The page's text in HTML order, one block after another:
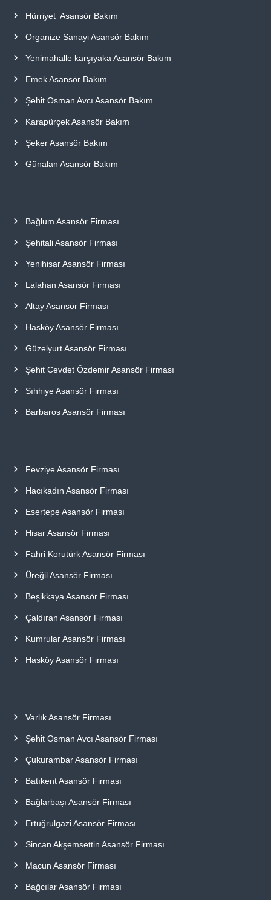
Hürriyet Asansör Bakım
Organize Sanayi Asansör Bakım
Yenimahalle karşıyaka Asansör Bakım
Emek Asansör Bakım
Şehit Osman Avcı Asansör Bakım
Karapürçek Asansör Bakım
Şeker Asansör Bakım
Günalan Asansör Bakım
Bağlum Asansör Firması
Şehitali Asansör Firması
Yenihisar Asansör Firması
Lalahan Asansör Firması
Altay Asansör Firması
Hasköy Asansör Firması
Güzelyurt Asansör Firması
Şehit Cevdet Özdemir Asansör Firması
Sıhhiye Asansör Firması
Barbaros Asansör Firması
Fevziye Asansör Firması
Hacıkadın Asansör Firması
Esertepe Asansör Firması
Hisar Asansör Firması
Fahri Korutürk Asansör Firması
Üreğil Asansör Firması
Beşikkaya Asansör Firması
Çaldıran Asansör Firması
Kumrular Asansör Firması
Hasköy Asansör Firması
Varlık Asansör Firması
Şehit Osman Avcı Asansör Firması
Çukurambar Asansör Firması
Batıkent Asansör Firması
Bağlarbaşı Asansör Firması
Ertuğrulgazi Asansör Firması
Sincan Akşemsettin Asansör Firması
Macun Asansör Firması
Bağcılar Asansör Firması